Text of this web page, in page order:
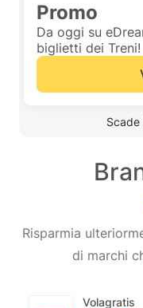
Promo
Da oggi su
biglietti dei Treni!
Scade
Risparmia
di marchi
Volagratis